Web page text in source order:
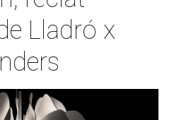
Lladró x